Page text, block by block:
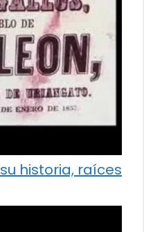
historia, raíces